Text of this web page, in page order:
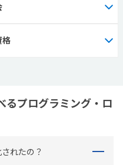
格
るプログラミング・ロ
れたの？